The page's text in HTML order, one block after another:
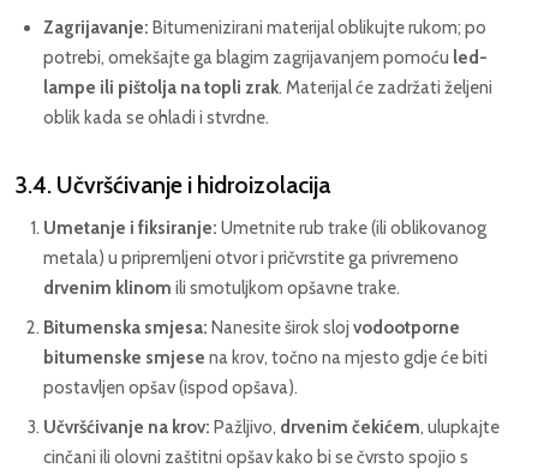
Zagrijavanje: Bitumenizirani materijal oblikujte rukom; po
potrebi, omekšajte ga blagim zagrijavanjem pomoću led-
lampe ili pištolja na topli zrak. Materijal će zadržati željeni
oblik kada se ohladi i stvrdne.
3.4. Učvršćivanje i hidroizolacija
Umetanje i fiksiranje: Umetnite rub trake (ili oblikovanog
metala) u pripremljeni otvor i pričvrstite ga privremeno
drvenim klinom ili smotuljkom opšavne trake.
Bitumenska smjesa: Nanesite širok sloj vodootporne
bitumenske smjese na krov, točno na mjesto gdje će biti
postavljen opšav (ispod opšava).
Učvršćivanje na krov: Pažljivo, drvenim čekićem, ulupkajte
cinčani ili olovni zaštitni opšav kako bi se čvrsto spojio s